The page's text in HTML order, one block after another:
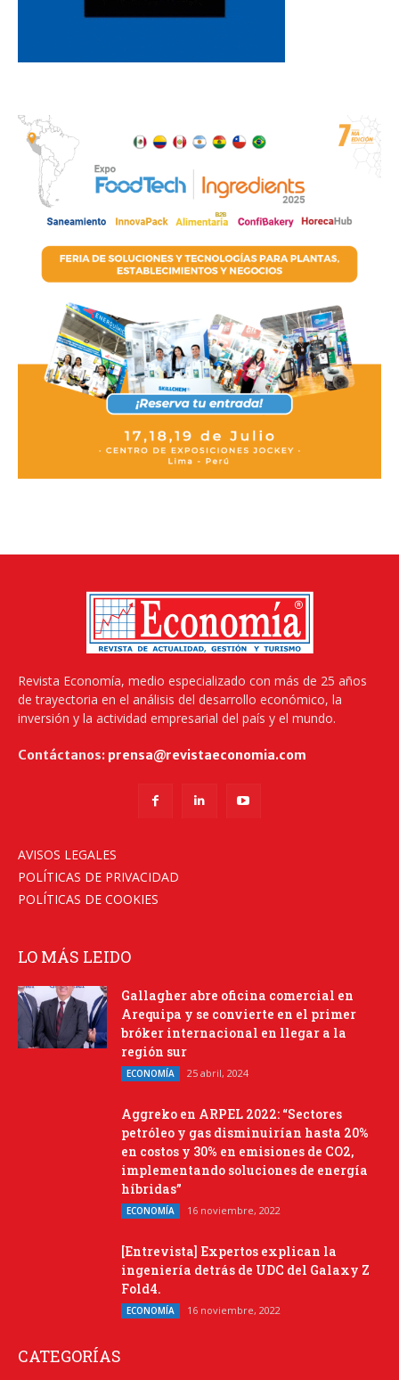
Revista Economía, medio especializado con más de 25 años
de trayectoria en el análisis del desarrollo económico, la
inversión y la actividad empresarial del país y el mundo.
Contáctanos: prensa@revistaeconomia.com
AVISOS LEGALES
POLÍTICAS DE PRIVACIDAD
POLÍTICAS DE COOKIES
LO MÁS LEIDO
Gallagher abre oficina comercial en
Arequipa y se convierte en el primer
bróker internacional en llegar a la
región sur
ECONOMÍA 25 abril, 2024
Aggreko en ARPEL 2022: “Sectores
petróleo y gas disminuirían hasta 20%
en costos y 30% en emisiones de CO2,
implementando soluciones de energía
híbridas”
ECONOMÍA 16 noviembre, 2022
[Entrevista] Expertos explican la
ingeniería detrás de UDC del Galaxy Z
Fold4.
ECONOMÍA 16 noviembre, 2022
CATEGORÍAS